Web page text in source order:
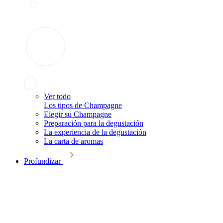
Ver todo
Los tipos de Champagne
Elegir su Champagne
Preparación para la degustación
La experiencia de la degustación
La carta de aromas
Profundizar